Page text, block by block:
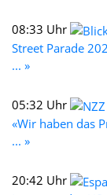
08:33 Uhr
Street Parade
... »
05:32 Uhr
«Wir haben das
... »
20:42 Uhr